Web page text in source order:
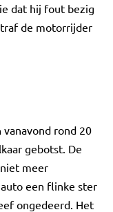
dat hij fout bezig
de motorrijder
rond 20
gebotst. De
meer
een flinke ster
ongedeerd. Het